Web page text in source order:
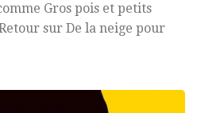
Gros pois et petits
sur De la neige pour